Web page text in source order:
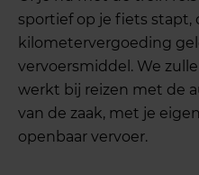
sportief op je fiets stapt,
kilometervergoeding
vervoersmiddel. We
werkt bij reizen met de
van de zaak, met je
openbaar vervoer.